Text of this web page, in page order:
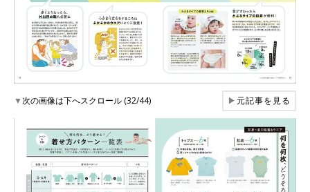
▼次の画像は下へスクロール (32/44) ▶元記事を見る